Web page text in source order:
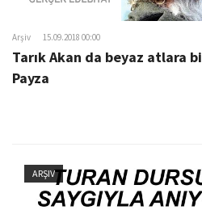
Arşiv 15.09.2018 00:00
Tarık Akan da beyaz atlara
Payza
ARŞIV